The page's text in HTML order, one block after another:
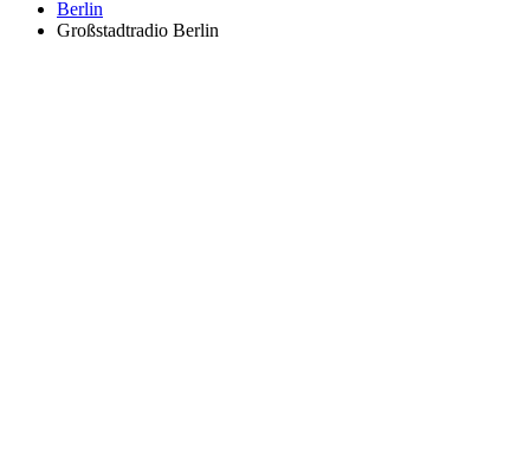
Berlin
Großstadtradio Berlin